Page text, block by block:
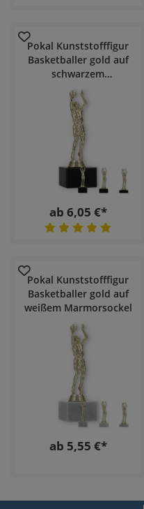
Pokal Kunststofffigur
Basketballer gold auf
schwarzem
Marmorsockel
ab 6,05 €*
Pokal Kunststofffigur
Basketballer gold auf
weißem Marmorsockel
ab 5,55 €*